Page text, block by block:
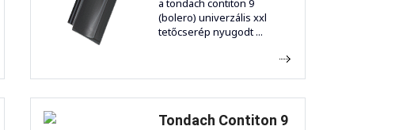
a tondach contiton 9
(bolero) univerzális xxl
tetőcserép nyugodt ...
Tondach Contiton 9